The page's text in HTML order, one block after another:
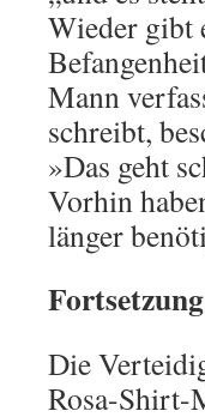
Wieder gibt
Mann
schreibt,
»Das geht
Vorhin
länger
Die
Rosa-Shirt-